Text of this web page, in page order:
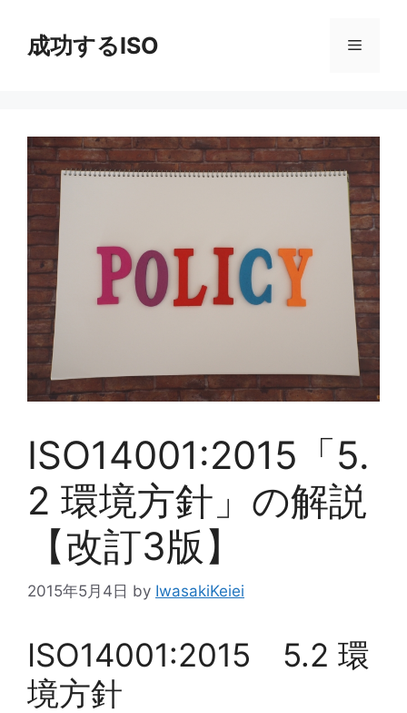
成功するISO メ
ュ
ー
ISO14001:2015「5.
2 環境方針」の解説
【改訂3版】
2015年5月4日 by IwasakiKeiei
ISO14001:2015 5.2 環
境方針